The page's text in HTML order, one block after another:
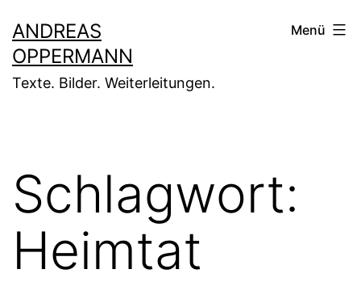
Inhalt
springen
ANDREAS
OPPERMANN
Texte. Bilder. Weiterleitungen.
Menü
Schlagwort:
Heimtat